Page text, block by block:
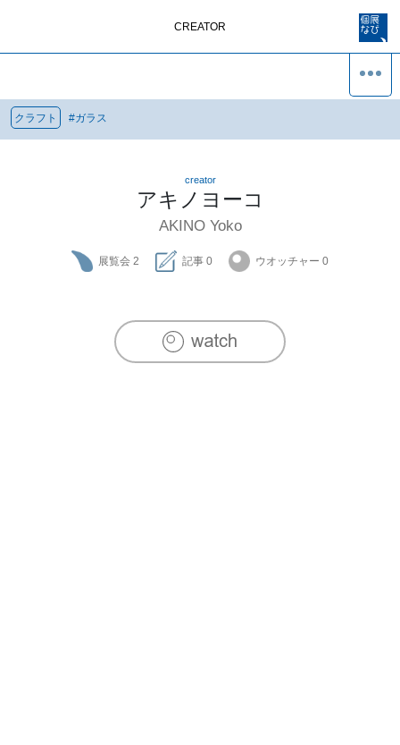
CREATOR
クラフト #ガラス
creator
アキノヨーコ
AKINO Yoko
展覧会 2 記事 0 ウオッチャー 0